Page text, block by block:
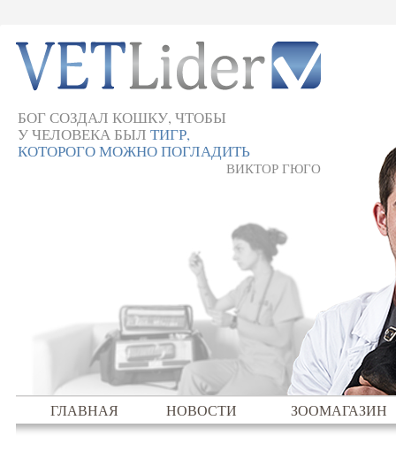
БОГ СОЗДАЛ КОШКУ, ЧТОБЫ
У ЧЕЛОВЕКА БЫЛТИГР,
КОТОРОГО МОЖНО ПОГЛАДИТЬ
ВИКТОР ГЮГО
ГЛАВНАЯ НОВОСТИ ЗООМАГАЗИН